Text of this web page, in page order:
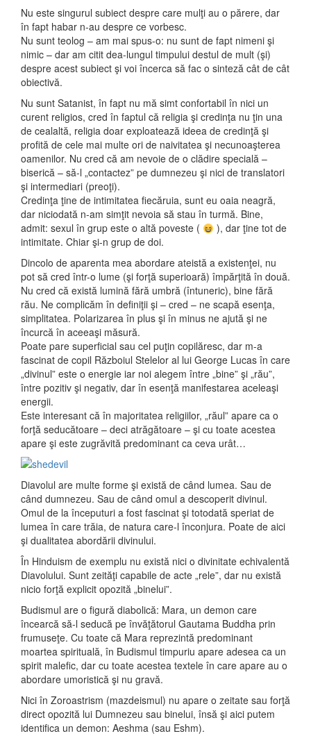
Nu este singurul subiect despre care mulţi au o părere, dar
în fapt habar n-au despre ce vorbesc.
Nu sunt teolog – am mai spus-o: nu sunt de fapt nimeni şi
nimic – dar am citit dea-lungul timpului destul de mult (şi)
despre acest subiect şi voi încerca să fac o sinteză cât de cât
obiectivă.
Nu sunt Satanist, în fapt nu mă simt confortabil în nici un
curent religios, cred în faptul că religia şi credinţa nu ţin una
de cealaltă, religia doar exploatează ideea de credinţă şi
profită de cele mai multe ori de naivitatea şi necunoaşterea
oamenilor. Nu cred că am nevoie de o clădire specială –
biserică – să-l „contactez” pe dumnezeu şi nici de translatori
şi intermediari (preoţi).
Credinţa ţine de intimitatea fiecăruia, sunt eu oaia neagră,
dar niciodată n-am simţit nevoia să stau în turmă. Bine,
admit: sexul în grup este o altă poveste (
), dar ţine tot de
intimitate. Chiar şi-n grup de doi.
Dincolo de aparenta mea abordare ateistă a existenţei, nu
pot să cred într-o lume (şi forţă superioară) împărţită în două.
Nu cred că există lumină fără umbră (întuneric), bine fără
rău. Ne complicăm în definiţii şi – cred – ne scapă esenţa,
simplitatea. Polarizarea în plus şi în minus ne ajută şi ne
încurcă în aceeaşi măsură.
Poate pare superficial sau cel puţin copilăresc, dar m-a
fascinat de copil Războiul Stelelor al lui George Lucas în care
„divinul” este o energie iar noi alegem între „bine” şi „rău”,
între pozitiv şi negativ, dar în esenţă manifestarea aceleaşi
energii.
Este interesant că în majoritatea religiilor, „răul” apare ca o
forţă seducătoare – deci atrăgătoare – şi cu toate acestea
apare şi este zugrăvită predominant ca ceva urât…
Diavolul are multe forme şi există de când lumea. Sau de
când dumnezeu. Sau de când omul a descoperit divinul.
Omul de la începuturi a fost fascinat şi totodată speriat de
lumea în care trăia, de natura care-l înconjura. Poate de aici
şi dualitatea abordării divinului.
În Hinduism de exemplu nu există nici o divinitate echivalentă
Diavolului. Sunt zeităţi capabile de acte „rele”, dar nu există
nicio forţă explicit opozită „binelui”.
Budismul are o figură diabolică: Mara, un demon care
încearcă să-l seducă pe învăţătorul Gautama Buddha prin
frumuseţe. Cu toate că Mara reprezintă predominant
moartea spirituală, în Budismul timpuriu apare adesea ca un
spirit malefic, dar cu toate acestea textele în care apare au o
abordare umoristică şi nu gravă.
Nici în Zoroastrism (mazdeismul) nu apare o zeitate sau forţă
direct opozită lui Dumnezeu sau binelui, însă şi aici putem
identifica un demon: Aeshma (sau Eshm).